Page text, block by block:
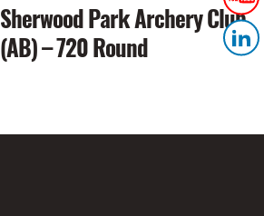
Sherwood Park Archery Club
(AB) – 720 Round